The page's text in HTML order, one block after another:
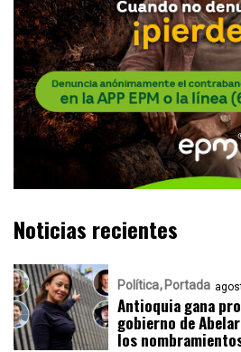
Noticias recientes
Política Portada
Antioquia gana
gobierno de
los